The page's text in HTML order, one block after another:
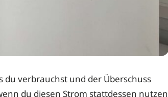
du verbrauchst und der Überschuss